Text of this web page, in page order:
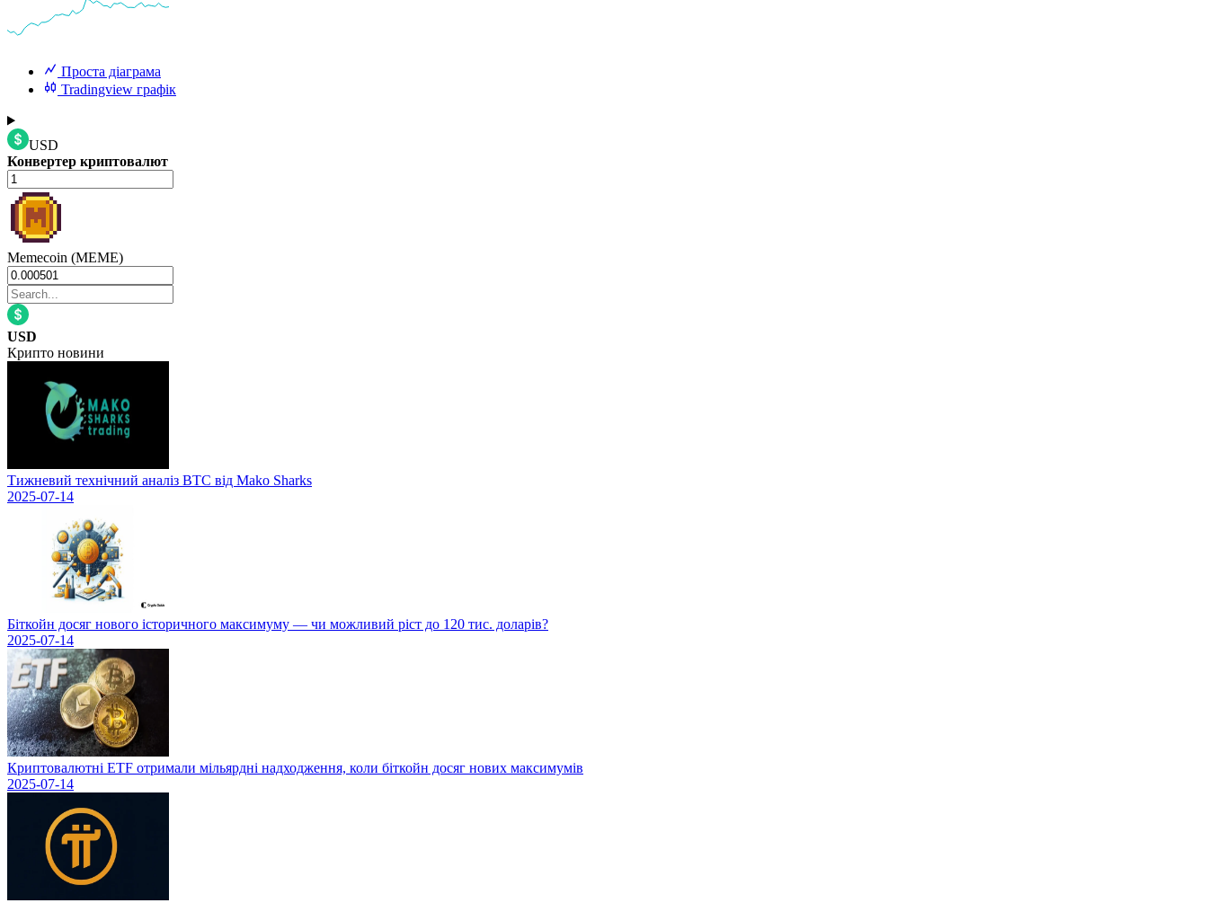
Проста діаграма
Tradingview графік
USD
Конвертер криптовалют
Memecoin (MEME)
USD
Крипто новини
Тижневий технічний аналіз BTC від Mako Sharks
2025-07-14
Біткойн досяг нового історичного максимуму — чи можливий ріст до 120 тис. доларів?
2025-07-14
Криптовалютні ETF отримали мільярдні надходження, коли біткойн досяг нових максимумів
2025-07-14